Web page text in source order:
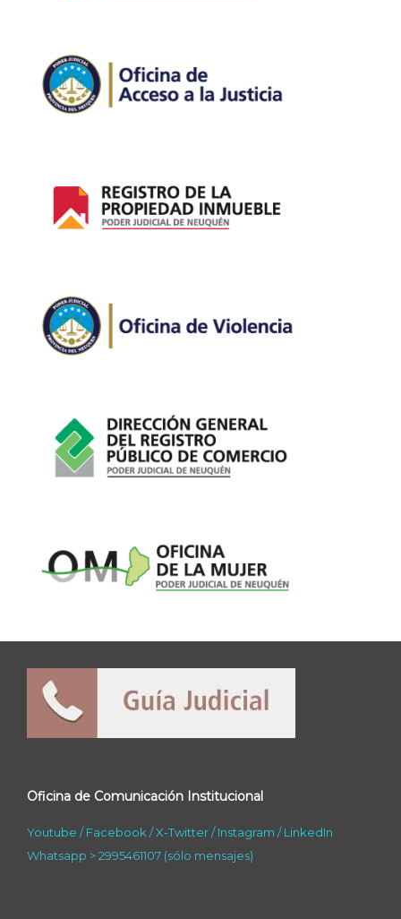
Oficina de Comunicación Institucional
Youtube /Facebook /X-Twitter/Instagram /LinkedIn
Whatsapp > 2995461107 (sólo mensajes)